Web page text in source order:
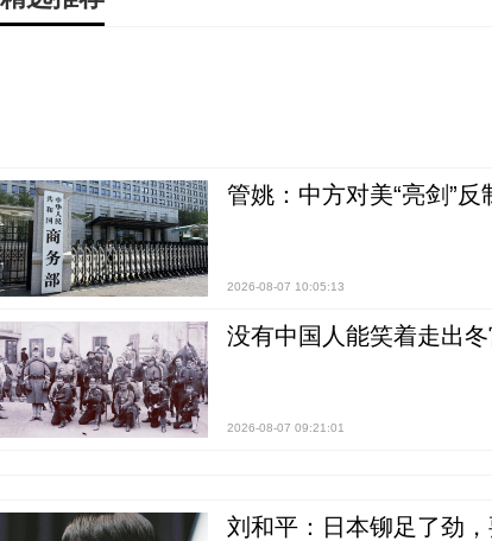
管姚：中方对美“亮剑”
2026-08-07 10:05:13
没有中国人能笑着走出
2026-08-07 09:21:01
刘和平：日本铆足了劲